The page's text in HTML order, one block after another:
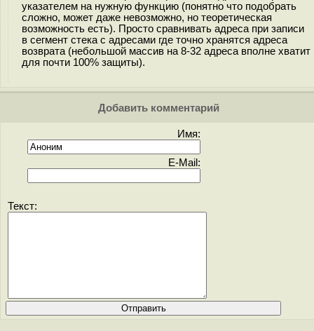
указателем на нужную функцию (понятно что подобрать
сложно, может даже невозможно, но теоретическая
возможность есть). Просто сравнивать адреса при записи
в сегмент стека с адресами где точно хранятся адреса
возврата (небольшой массив на 8-32 адреса вполне хватит
для почти 100% защиты).
Добавить комментарий
Имя:
E-Mail:
Текст: